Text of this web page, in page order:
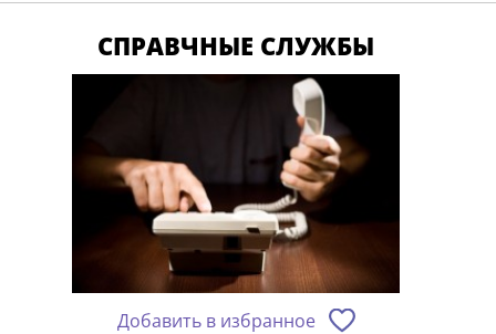
СПРАВЧНЫЕ СЛУЖБЫ
Добавить в избранное